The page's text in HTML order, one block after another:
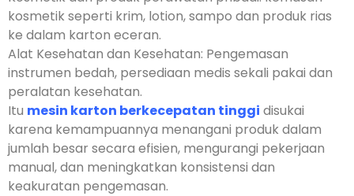
kosmetik seperti krim, lotion, sampo dan produk rias
ke dalam karton eceran.
Alat Kesehatan dan Kesehatan: Pengemasan
instrumen bedah, persediaan medis sekali pakai dan
peralatan kesehatan.
Itu mesin karton berkecepatan tinggi disukai
karena kemampuannya menangani produk dalam
jumlah besar secara efisien, mengurangi pekerjaan
manual, dan meningkatkan konsistensi dan
keakuratan pengemasan.